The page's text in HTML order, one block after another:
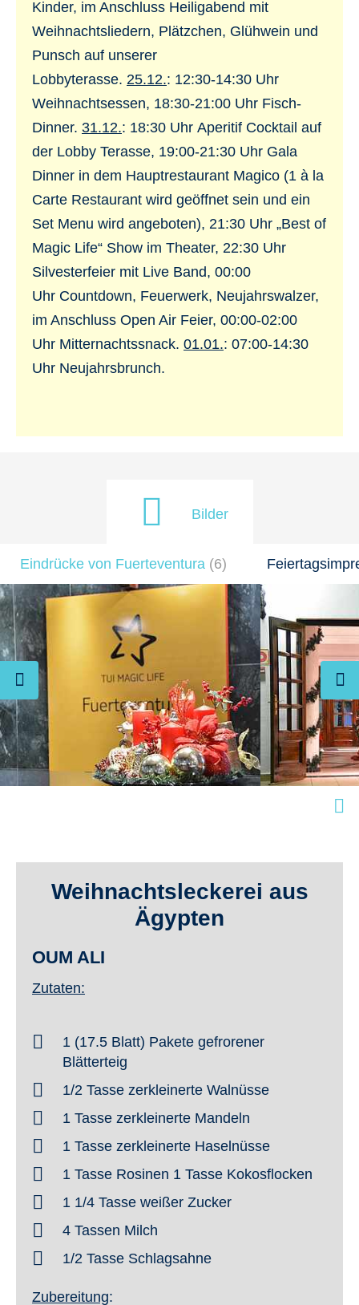
Kinder, im Anschluss Heiligabend mit
Weihnachtsliedern, Plätzchen, Glühwein und
Punsch auf unserer
Lobbyterasse. 25.12.: 12:30-14:30 Uhr
Weihnachtsessen, 18:30-21:00 Uhr Fisch-
Dinner. 31.12.: 18:30 Uhr Aperitif Cocktail auf
der Lobby Terasse, 19:00-21:30 Uhr Gala
Dinner in dem Hauptrestaurant Magico (1 à la
Carte Restaurant wird geöffnet sein und ein
Set Menu wird angeboten), 21:30 Uhr „Best of
Magic Life“ Show im Theater, 22:30 Uhr
Silvesterfeier mit Live Band, 00:00
Uhr Countdown, Feuerwerk, Neujahrswalzer,
im Anschluss Open Air Feier, 00:00-02:00
Uhr Mitternachtssnack. 01.01.: 07:00-14:30
Uhr Neujahrsbrunch.
Bilder
Eindrücke von Fuerteventura (6)
Weihnachtsleckerei aus
Ägypten
OUM ALI
Zutaten:
1 (17.5 Blatt) Pakete gefrorener
Blätterteig
1/2 Tasse zerkleinerte Walnüsse
1 Tasse zerkleinerte Mandeln
1 Tasse zerkleinerte Haselnüsse
1 Tasse Rosinen 1 Tasse Kokosflocken
1 1/4 Tasse weißer Zucker
4 Tassen Milch
1/2 Tasse Schlagsahne
Zubereitung: